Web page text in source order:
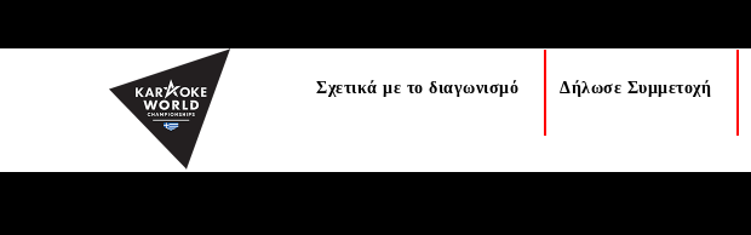
Σχετικά με το διαγωνισμό Δήλωσε Συμμετοχή